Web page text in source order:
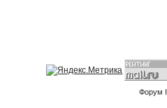
Форум